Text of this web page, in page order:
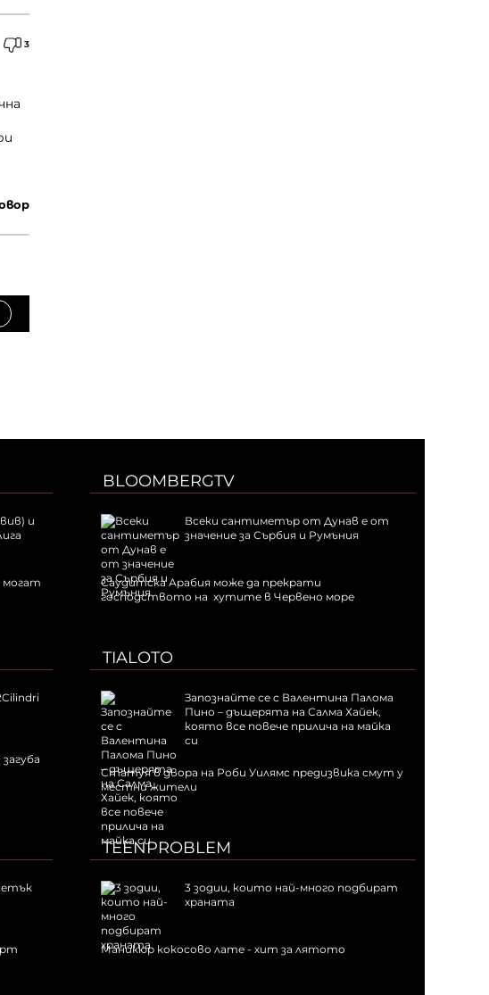
3
и
могат
BLOOMBERGTV
Всеки сантиметър от Дунав е от
значение за Сърбия и Румъния
Саудитска Арабия може да прекрати
господството на хутите в Червено море
TIALOTO
Запознайте се с Валентина Палома
Пино – дъщерята на Салма Хайек,
която все повече прилича на майка
си
Статуя в двора на Роби Уилямс предизвика смут у
местни жители
TEENPROBLEM
3 зодии, които най-много подбират
храната
Маникюр кокосово лате - хит за лятото